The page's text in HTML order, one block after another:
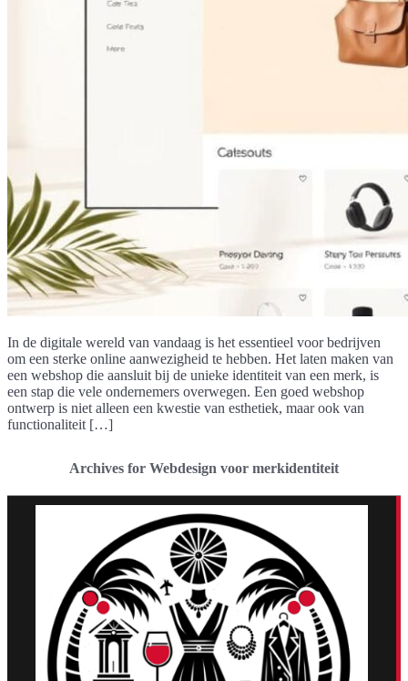
In de digitale wereld van vandaag is het essentieel voor bedrijven
om een sterke online aanwezigheid te hebben. Het laten maken van
een webshop die aansluit bij de unieke identiteit van een merk, is
een stap die vele ondernemers overwegen. Een goed webshop
ontwerp is niet alleen een kwestie van esthetiek, maar ook van
functionaliteit […]
Archives for Webdesign voor merkidentiteit